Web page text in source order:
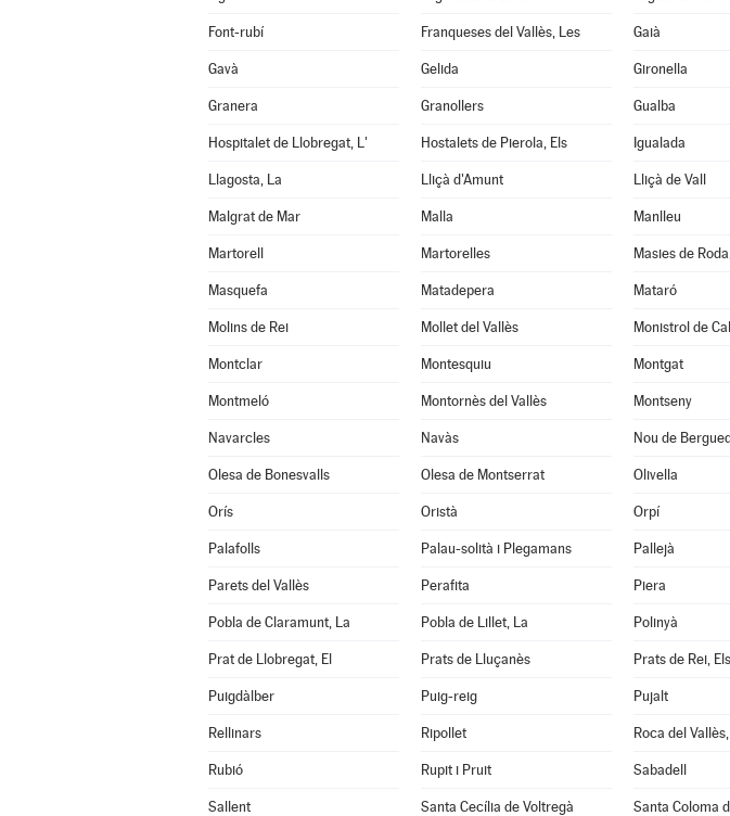
Font-rubí Franqueses del Vallès, Les Gaià
Gavà Gelida Gironella
Granera Granollers Gualba
Hospitalet de Llobregat, L' Hostalets de Pierola, Els Igualada
Llagosta, La Lliçà d'Amunt Lliçà de Vall
Malgrat de Mar Malla Manlleu
Martorell Martorelles Masies de
Masquefa Matadepera Mataró
Molins de Rei Mollet del Vallès Monistrol de
Montclar Montesquiu Montgat
Montmeló Montornès del Vallès Montseny
Navarcles Navàs Nou de
Olesa de Bonesvalls Olesa de Montserrat Olivella
Orís Oristà Orpí
Palafolls Palau-solità i Plegamans Pallejà
Parets del Vallès Perafita Piera
Pobla de Claramunt, La Pobla de Lillet, La Polinyà
Prat de Llobregat, El Prats de Lluçanès Prats de Rei, Els
Puigdàlber Puig-reig Pujalt
Rellinars Ripollet Roca del
Rubió Rupit i Pruit Sabadell
Sallent Santa Cecília de Voltregà Santa Coloma